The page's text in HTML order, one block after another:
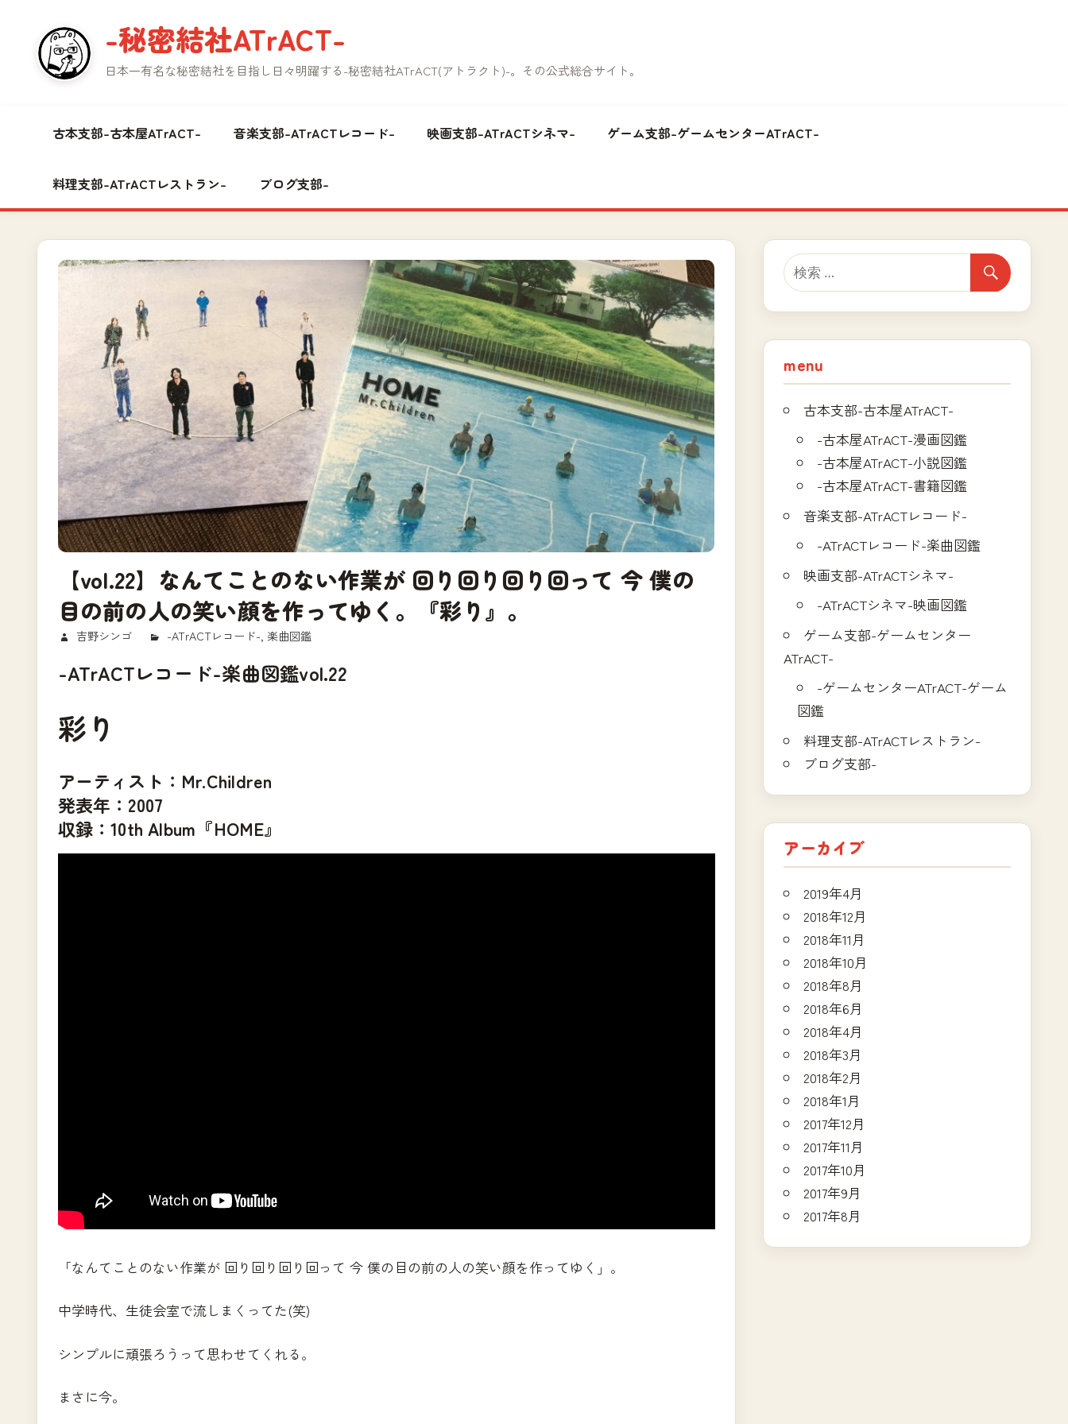
プ
-秘密結社ATrACT-
日本一有名な秘密結社を目指し日々明躍する-秘密結社ATrACT(アトラクト)-。その公式総合サイト。
古本支部-古本屋ATrACT- 音楽支部-ATrACTレコード- 映画支部-ATrACTシネマ- ゲーム支部-ゲームセンターATrACT-
料理支部-ATrACTレストラン- ブログ支部-
【vol.22】なんてことのない作業が 回り回り回り回って 今 僕の
目の前の人の笑い顔を作ってゆく。『彩り』。
2017/09/26
吉野シンゴ -ATrACTレコード-, 楽曲図鑑
-ATrACTレコード-楽曲図鑑vol.22
彩り
アーティスト：Mr.Children
発表年：2007
収録：10th Album『HOME』
「なんてことのない作業が 回り回り回り回って 今 僕の目の前の人の笑い顔を作ってゆく」。
中学時代、生徒会室で流しまくってた(笑)
シンプルに頑張ろうって思わせてくれる。
まさに今。
menu
古本支部-古本屋ATrACT-
-古本屋ATrACT-漫画図鑑
-古本屋ATrACT-小説図鑑
-古本屋ATrACT-書籍図鑑
音楽支部-ATrACTレコード-
-ATrACTレコード-楽曲図鑑
映画支部-ATrACTシネマ-
-ATrACTシネマ-映画図鑑
ゲーム支部-ゲームセンター
ATrACT-
-ゲームセンターATrACT-ゲーム
図鑑
料理支部-ATrACTレストラン-
ブログ支部-
アーカイブ
2019年4月
2018年12月
2018年11月
2018年10月
2018年8月
2018年6月
2018年4月
2018年3月
2018年2月
2018年1月
2017年12月
2017年11月
2017年10月
2017年9月
2017年8月